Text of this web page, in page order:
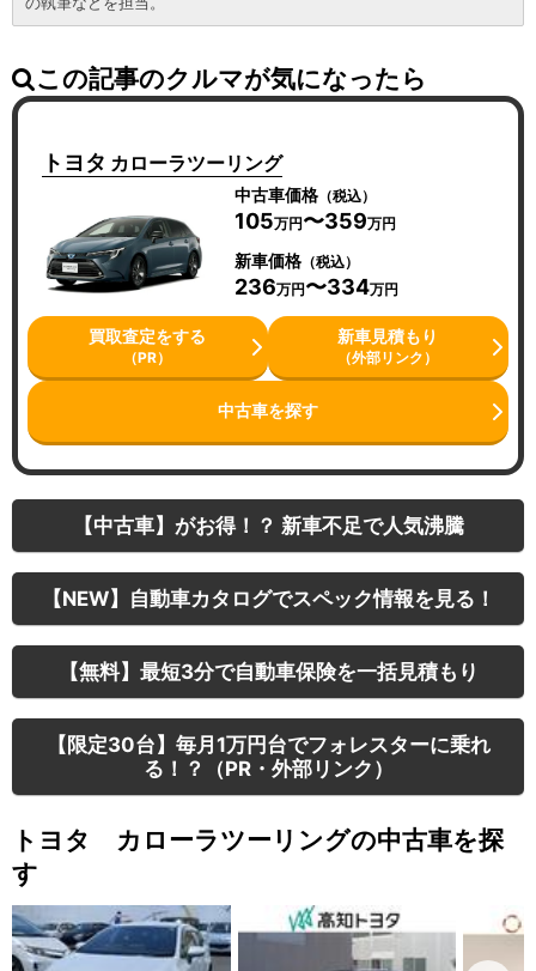
この記事のクルマが気になったら
トヨタ カローラツーリング
中古車価格（税込）
105万円〜359万円
新車価格（税込）
236万円〜334万円
買取査定をする
（PR）
新車見積もり
（外部リンク）
中古車を探す
【中古車】がお得！？ 新車不足で人気沸騰
【NEW】自動車カタログでスペック情報を見る！
【無料】最短3分で自動車保険を一括見積もり
【限定30台】毎月1万円台でフォレスターに乗れ
る！？（PR・外部リンク）
トヨタ カローラツーリングの中古車を探
す